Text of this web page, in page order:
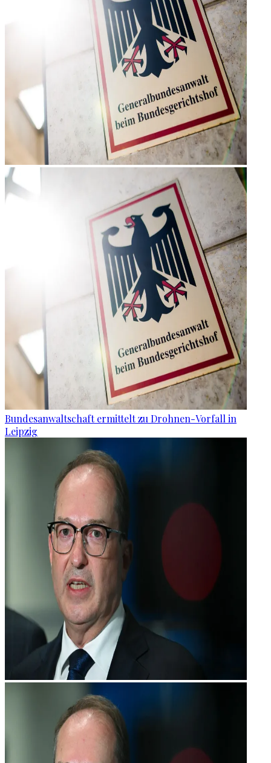
Bundesanwaltschaft ermittelt zu Drohnen-Vorfall in
Leipzig